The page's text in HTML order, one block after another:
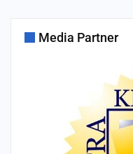
Media Partner